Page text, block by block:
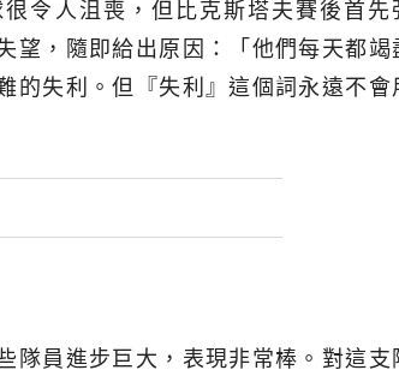
令人沮喪，但比克斯塔夫賽後首先
望，隨即給出原因：「他們每天都竭
的失利。但『失利』這個詞永遠不會
隊員進步巨大，表現非常棒。對這支